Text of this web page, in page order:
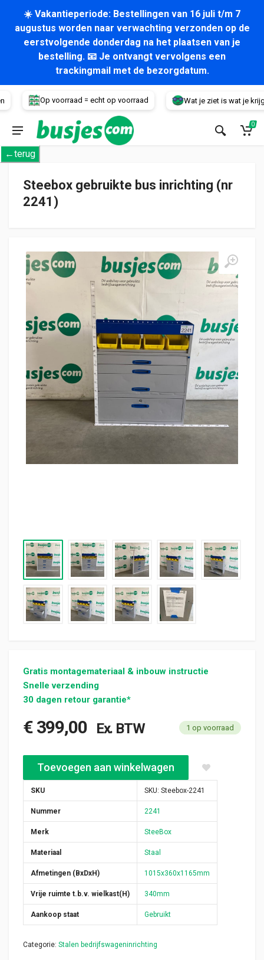
☀️ Vakantieperiode: Bestellingen van 16 juli t/m 7
augustus worden naar verwachting verzonden op de
eerstvolgende donderdag na het plaatsen van je
bestelling. 📧 Je ontvangt vervolgens een
trackingmail met de bezorgdatum.
Op voorraad = echt op voorraad Wat je ziet is wat je krijgt!
Voertuig
0
←terug
Steebox gebruikte bus inrichting (nr
2241)
Gratis montagemateriaal & inbouw instructie
Snelle verzending
30 dagen retour garantie*
€399,00 Ex. BTW 1 op voorraad
Steebox gebruikte bus inrichting (nr 2241) aantal
Toevoegen aan winkelwagen
SKU SKU: Steebox-2241
Nummer 2241
Merk SteeBox
Materiaal Staal
Afmetingen (BxDxH) 1015x360x1165mm
Vrije ruimte t.b.v. wielkast(H) 340mm
Aankoop staat Gebruikt
Categorie: Stalen bedrijfswageninrichting